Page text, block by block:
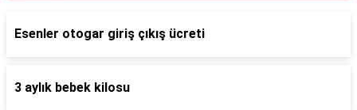
Esenler otogar giriş çıkış ücreti
3 aylık bebek kilosu